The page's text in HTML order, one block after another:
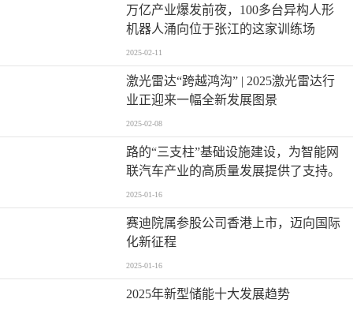
万亿产业爆发前夜，100多台异构人形
机器人涌向位于张江的这家训练场
2025-02-11
激光雷达“跨越鸿沟” | 2025激光雷达行
业正迎来一幅全新发展图景
2025-02-08
路的“三支柱”基础设施建设，为智能网
联汽车产业的高质量发展提供了支持。
2025-01-16
赛迪院属参股公司香港上市，迈向国际
化新征程
2025-01-16
2025年新型储能十大发展趋势